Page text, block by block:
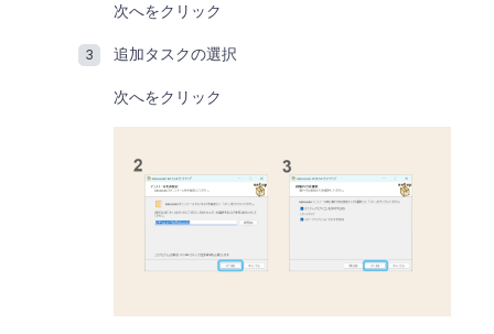
次へをクリック
追加タスクの選択
次へをクリック